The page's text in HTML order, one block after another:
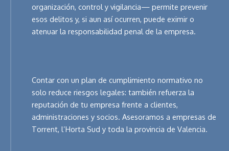
organización, control y vigilancia— permite prevenir
esos delitos y, si aun así ocurren, puede eximir o
atenuar la responsabilidad penal de la empresa.
Contar con un plan de cumplimiento normativo no
solo reduce riesgos legales: también refuerza la
reputación de tu empresa frente a clientes,
administraciones y socios. Asesoramos a empresas de
Torrent, l’Horta Sud y toda la provincia de Valencia.